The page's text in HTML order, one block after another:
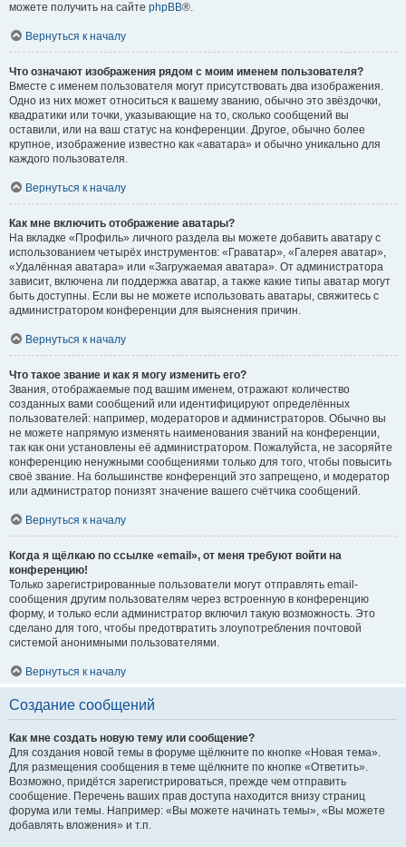
можете получить на сайте phpBB®.
Вернуться к началу
Что означают изображения рядом с моим именем пользователя?
Вместе с именем пользователя могут присутствовать два изображения.
Одно из них может относиться к вашему званию, обычно это звёздочки,
квадратики или точки, указывающие на то, сколько сообщений вы
оставили, или на ваш статус на конференции. Другое, обычно более
крупное, изображение известно как «аватара» и обычно уникально для
каждого пользователя.
Вернуться к началу
Как мне включить отображение аватары?
На вкладке «Профиль» личного раздела вы можете добавить аватару с
использованием четырёх инструментов: «Граватар», «Галерея аватар»,
«Удалённая аватара» или «Загружаемая аватара». От администратора
зависит, включена ли поддержка аватар, а также какие типы аватар могут
быть доступны. Если вы не можете использовать аватары, свяжитесь с
администратором конференции для выяснения причин.
Вернуться к началу
Что такое звание и как я могу изменить его?
Звания, отображаемые под вашим именем, отражают количество
созданных вами сообщений или идентифицируют определённых
пользователей: например, модераторов и администраторов. Обычно вы
не можете напрямую изменять наименования званий на конференции,
так как они установлены её администратором. Пожалуйста, не засоряйте
конференцию ненужными сообщениями только для того, чтобы повысить
своё звание. На большинстве конференций это запрещено, и модератор
или администратор понизят значение вашего счётчика сообщений.
Вернуться к началу
Когда я щёлкаю по ссылке «email», от меня требуют войти на
конференцию!
Только зарегистрированные пользователи могут отправлять email-
сообщения другим пользователям через встроенную в конференцию
форму, и только если администратор включил такую возможность. Это
сделано для того, чтобы предотвратить злоупотребления почтовой
системой анонимными пользователями.
Вернуться к началу
Создание сообщений
Как мне создать новую тему или сообщение?
Для создания новой темы в форуме щёлкните по кнопке «Новая тема».
Для размещения сообщения в теме щёлкните по кнопке «Ответить».
Возможно, придётся зарегистрироваться, прежде чем отправить
сообщение. Перечень ваших прав доступа находится внизу страниц
форума или темы. Например: «Вы можете начинать темы», «Вы можете
добавлять вложения» и т.п.